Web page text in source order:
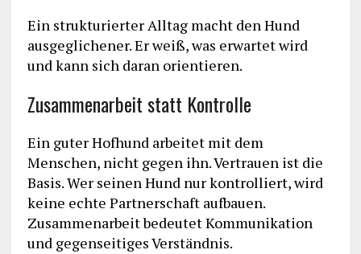
Ein strukturierter Alltag macht den Hund
ausgeglichener. Er weiß, was erwartet wird
und kann sich daran orientieren.
Zusammenarbeit statt Kontrolle
Ein guter Hofhund arbeitet mit dem
Menschen, nicht gegen ihn. Vertrauen ist die
Basis. Wer seinen Hund nur kontrolliert, wird
keine echte Partnerschaft aufbauen.
Zusammenarbeit bedeutet Kommunikation
und gegenseitiges Verständnis.